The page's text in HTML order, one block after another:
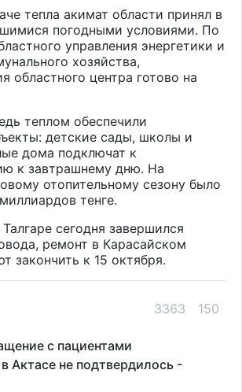
тепла акимат области принял в
погодными условиями. По
управления энергетики и
хозяйства,
областного центра готово на
теплом обеспечили
детские сады, школы и
дома подключат к
к завтрашнему дню. На
отопительному сезону было
тенге.
сегодня завершился
ремонт в Карасайском
закончить к 15 октября.
3363 150
с пациентами
Актасе не подтвердилось -